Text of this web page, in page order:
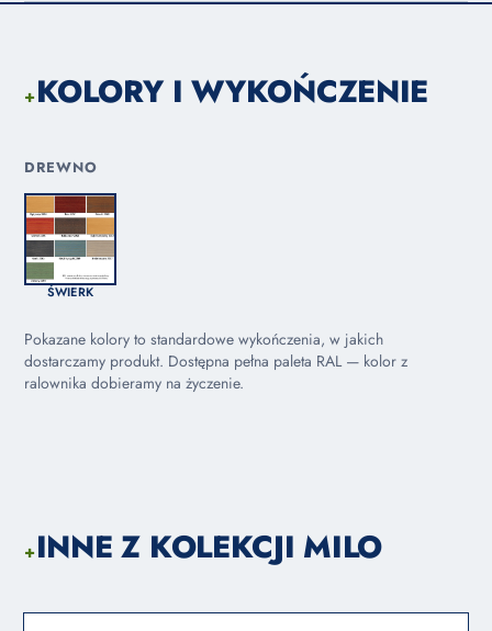
+KOLORY I WYKOŃCZENIE
DREWNO
ŚWIERK
Pokazane kolory to standardowe wykończenia, w jakich
dostarczamy produkt. Dostępna pełna paleta RAL — kolor z
ralownika dobieramy na życzenie.
+INNE Z KOLEKCJI MILO